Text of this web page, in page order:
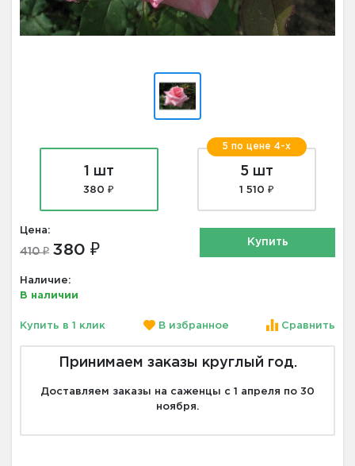
1 шт
380 ₽
5 по цене 4-х
5 шт
1 510 ₽
Цена:
410 ₽ 380 ₽
Наличие:
В наличии
Купить
Купить в 1 клик В избранное Сравнить
Принимаем заказы круглый год.
Доставляем заказы на саженцы с 1 апреля по 30
ноября.